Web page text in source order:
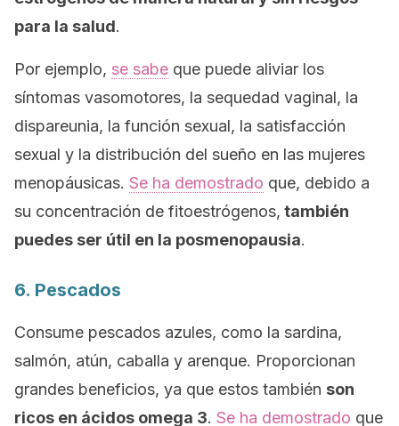
para la salud.
Por ejemplo, se sabe que puede aliviar los
síntomas vasomotores, la sequedad vaginal, la
dispareunia, la función sexual, la satisfacción
sexual y la distribución del sueño en las mujeres
menopáusicas. Se ha demostrado que, debido a
su concentración de fitoestrógenos, también
puedes ser útil en la posmenopausia.
6. Pescados
Consume pescados azules, como la sardina,
salmón, atún, caballa y arenque. Proporcionan
grandes beneficios, ya que estos también son
ricos en ácidos omega 3. Se ha demostrado que